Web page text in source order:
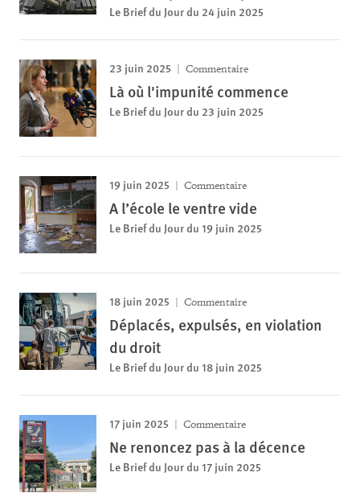
Le Brief du Jour du 24 juin 2025
23 juin 2025 Commentaire
Là où l'impunité commence
Le Brief du Jour du 23 juin 2025
19 juin 2025 Commentaire
A l’école le ventre vide
Le Brief du Jour du 19 juin 2025
18 juin 2025 Commentaire
Déplacés, expulsés, en violation
du droit
Le Brief du Jour du 18 juin 2025
17 juin 2025 Commentaire
Ne renoncez pas à la décence
Le Brief du Jour du 17 juin 2025